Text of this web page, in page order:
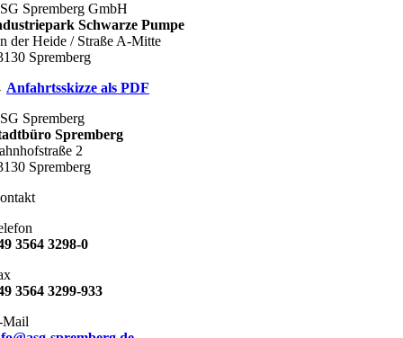
Spremberg GmbH
Schwarze Pumpe
der Heide / Straße A-Mitte
Spremberg
Anfahrtsskizze als PDF
Spremberg
Spremberg
2
Spremberg
3564 3298-0
3564 3299-933
Mail